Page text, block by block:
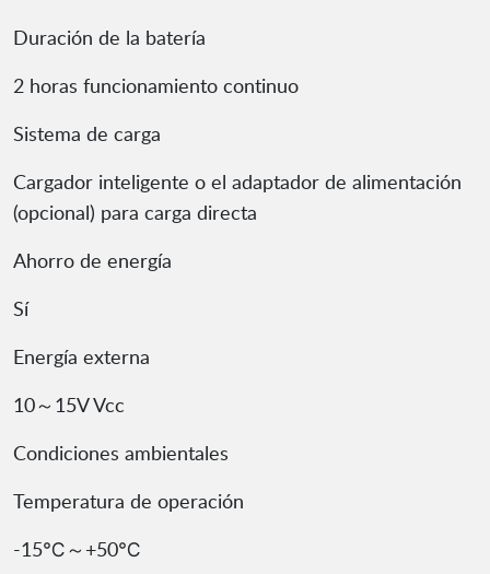
Duración de la batería
2 horas funcionamiento continuo
Sistema de carga
Cargador inteligente o el adaptador de alimentación
(opcional) para carga directa
Ahorro de energía
Sí
Energía externa
10～15V Vcc
Condiciones ambientales
Temperatura de operación
-15℃～+50℃